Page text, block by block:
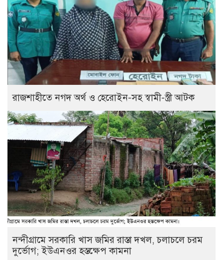
রাজশাহীতে নগদ অর্থ ও হেরোইন-সহ স্বামী-স্ত্রী আটক
নন্দীগ্রামে সরকারি খাস জমির রাস্তা দখল, চলাচলে চরম
দুর্ভোগ; ইউএনওর হস্তক্ষেপ কামনা